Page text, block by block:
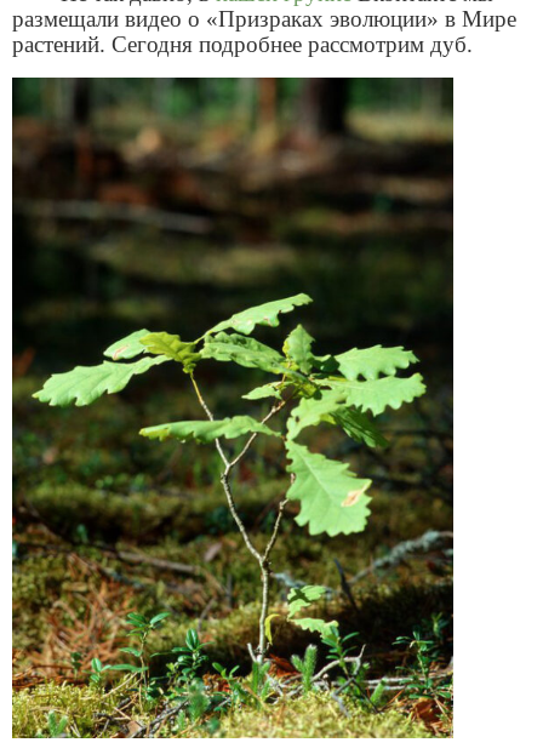
размещали видео о «Призраках эволюции» в Мире
растений. Сегодня подробнее рассмотрим дуб.